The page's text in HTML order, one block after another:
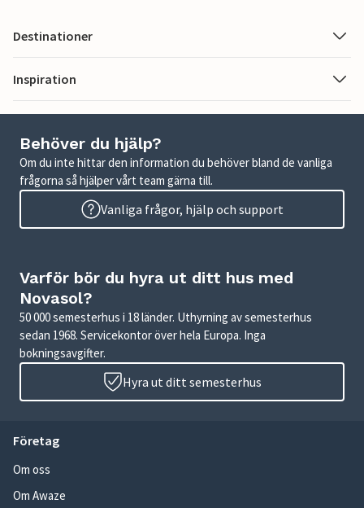
Destinationer
Inspiration
Behöver du hjälp?
Om du inte hittar den information du behöver bland de vanliga
frågorna så hjälper vårt team gärna till.
Vanliga frågor, hjälp och support
Varför bör du hyra ut ditt hus med
Novasol?
50 000 semesterhus i 18 länder. Uthyrning av semesterhus
sedan 1968. Servicekontor över hela Europa. Inga
bokningsavgifter.
Hyra ut ditt semesterhus
Företag
Om oss
Om Awaze